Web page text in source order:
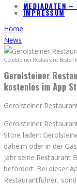
MEDIADATEN
IMPRESSUM
Home
News
Gerolsteiner Restaurant
Gerolsteiner
kostenlos im App
Gerolsteiner
Gerolsteiner
Store laden:
daheim oder in der
Jahr seine Restaurant
befördert. Bei dieser
Restaurantführer,